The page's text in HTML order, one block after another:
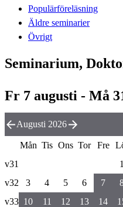
Populärföreläsning
Äldre seminarier
Övrigt
Seminarium,
Fr 7 augusti - Må
Augusti 2026
Mån Tis Ons Tor Fre
v31
1
v32
3 4 5 6 7
v33 10 11 12 13 14